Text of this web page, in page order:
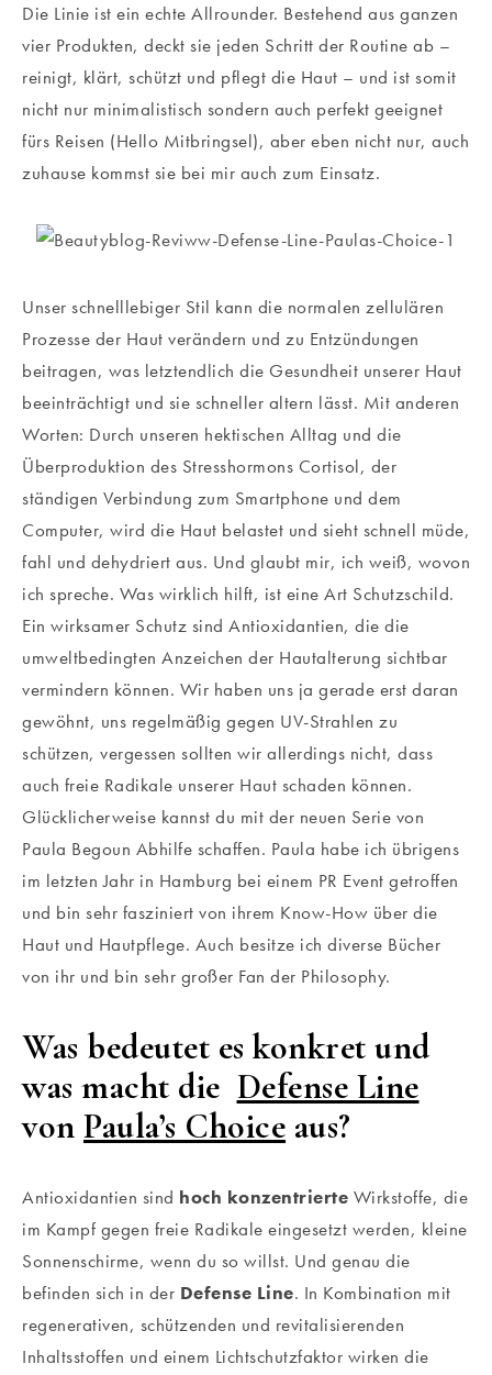
Die Linie ist ein echte Allrounder. Bestehend aus ganzen
vier Produkten, deckt sie jeden Schritt der Routine ab –
reinigt, klärt, schützt und pflegt die Haut – und ist somit
nicht nur minimalistisch sondern auch perfekt geeignet
fürs Reisen (Hello Mitbringsel), aber eben nicht nur, auch
zuhause kommst sie bei mir auch zum Einsatz.
Unser schnelllebiger Stil kann die normalen zellulären
Prozesse der Haut verändern und zu Entzündungen
beitragen, was letztendlich die Gesundheit unserer Haut
beeinträchtigt und sie schneller altern lässt. Mit anderen
Worten: Durch unseren hektischen Alltag und die
Überproduktion des Stresshormons Cortisol, der
ständigen Verbindung zum Smartphone und dem
Computer, wird die Haut belastet und sieht schnell müde,
fahl und dehydriert aus. Und glaubt mir, ich weiß, wovon
ich spreche. Was wirklich hilft, ist eine Art Schutzschild.
Ein wirksamer Schutz sind Antioxidantien, die die
umweltbedingten Anzeichen der Hautalterung sichtbar
vermindern können. Wir haben uns ja gerade erst daran
gewöhnt, uns regelmäßig gegen UV-Strahlen zu
schützen, vergessen sollten wir allerdings nicht, dass
auch freie Radikale unserer Haut schaden können.
Glücklicherweise kannst du mit der neuen Serie von
Paula Begoun Abhilfe schaffen. Paula habe ich übrigens
im letzten Jahr in Hamburg bei einem PR Event getroffen
und bin sehr fasziniert von ihrem Know-How über die
Haut und Hautpflege. Auch besitze ich diverse Bücher
von ihr und bin sehr großer Fan der Philosophy.
Was bedeutet es konkret und
was macht die Defense Line
von Paula’s Choice aus?
Antioxidantien sind hoch konzentrierte Wirkstoffe, die
im Kampf gegen freie Radikale eingesetzt werden, kleine
Sonnenschirme, wenn du so willst. Und genau die
befinden sich in der Defense Line. In Kombination mit
regenerativen, schützenden und revitalisierenden
Inhaltsstoffen und einem Lichtschutzfaktor wirken die